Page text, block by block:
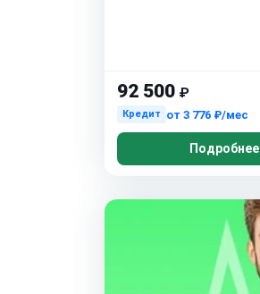
92 500 ₽
Кредит от 3 776 ₽/мес
Подробнее